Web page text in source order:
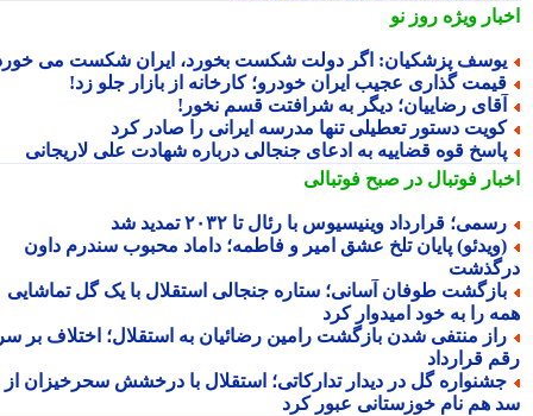
ویژهروز نو
پزشکیان: اگر دولت شکست بخورد، ایران شکست می خورد
گذاری عجیب ایران خودرو؛ کارخانه از بازار جلو زد!
رضاییان؛ دیگر به شرافتت قسم نخور!
دستور تعطیلی تنها مدرسه ایرانی را صادر کرد
قوه قضاییه به ادعای جنجالی درباره شهادت علی لاریجانی
فوتبال در صبح فوتبالی
قرارداد وینیسیوس با رئال تا ۲۰۳۲ تمدید شد
پایان تلخ عشق امیر و فاطمه؛ داماد محبوب سندرم داون
طوفان آسانی؛ ستاره جنجالی استقلال با یک گل تماشایی
را به خود امیدوار کرد
منتفی شدن بازگشت رامین رضائیان به استقلال؛ اختلاف بر سر
قرارداد
گل در دیدار تدارکاتی؛ استقلال با درخشش سحرخیزان از
هم نام خوزستانی عبور کرد